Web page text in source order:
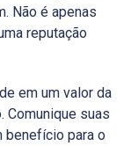
Não é apenas
reputação
em um valor da
Comunique suas
benefício para o